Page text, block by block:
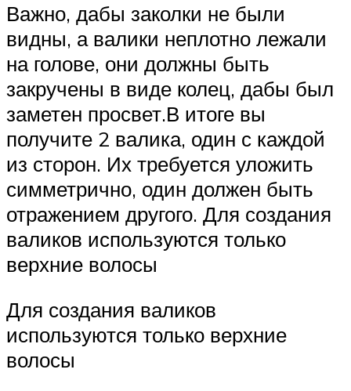
Важно, дабы заколки не были
видны, а валики неплотно лежали
на голове, они должны быть
закручены в виде колец, дабы был
заметен просвет.В итоге вы
получите 2 валика, один с каждой
из сторон. Их требуется уложить
симметрично, один должен быть
отражением другого. Для создания
валиков используются только
верхние волосы
Для создания валиков
используются только верхние
волосы